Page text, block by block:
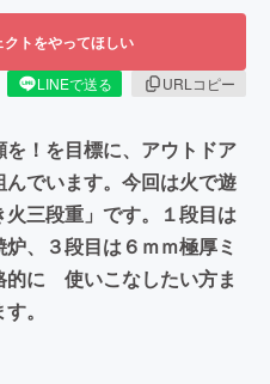
クトをやってほしい
LINEで送る
URLコピー
！を目標に、アウトドア
でいます。今回は火で遊
三段重」です。１段目は
、３段目は６ｍｍ極厚ミ
的に 使いこなしたい方ま
。